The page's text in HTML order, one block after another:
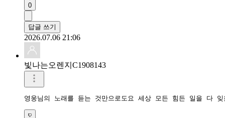
0
답글 쓰기
2026.07.06 21:06
빛나는오렌지C1908143